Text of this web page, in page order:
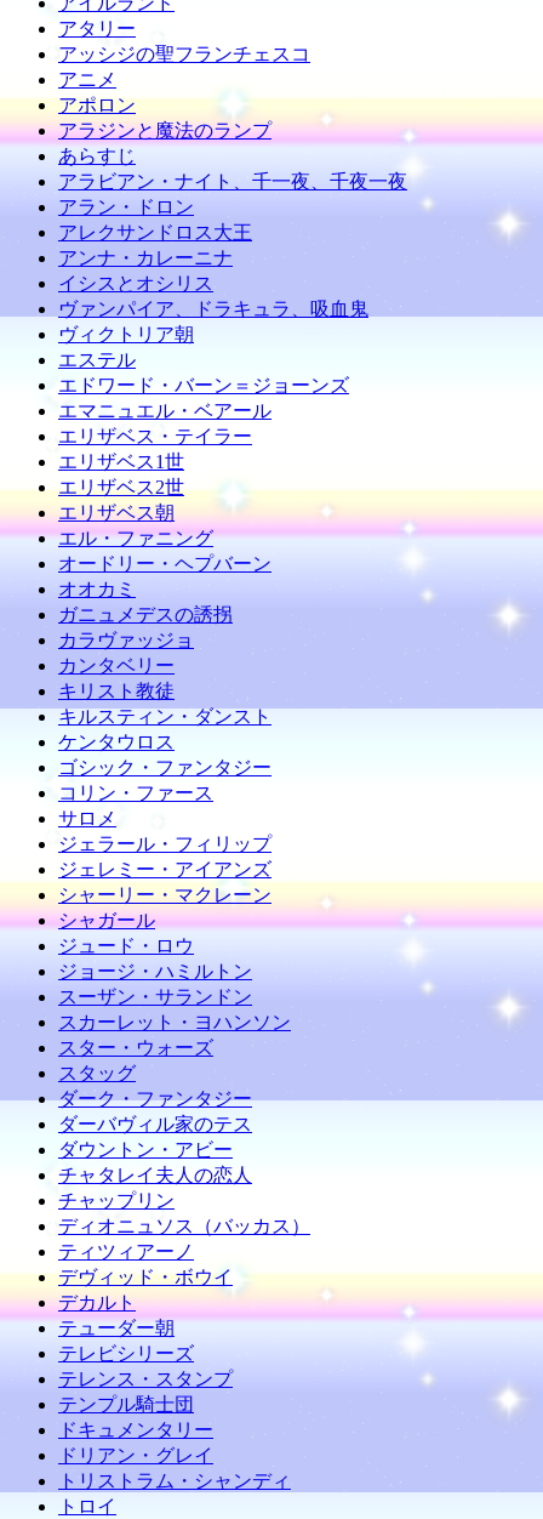
アタリー
アッシジの聖フランチェスコ
アニメ
アポロン
アラジンと魔法のランプ
あらすじ
アラビアン・ナイト、千一夜、千夜一夜
アラン・ドロン
アレクサンドロス大王
アンナ・カレーニナ
イシスとオシリス
ヴァンパイア、ドラキュラ、吸血鬼
ヴィクトリア朝
エステル
エドワード・バーン＝ジョーンズ
エマニュエル・ベアール
エリザベス・テイラー
エリザベス1世
エリザベス2世
エリザベス朝
エル・ファニング
オードリー・ヘプバーン
オオカミ
ガニュメデスの誘拐
カラヴァッジョ
カンタベリー
キリスト教徒
キルスティン・ダンスト
ケンタウロス
ゴシック・ファンタジー
コリン・ファース
サロメ
ジェラール・フィリップ
ジェレミー・アイアンズ
シャーリー・マクレーン
シャガール
ジュード・ロウ
ジョージ・ハミルトン
スーザン・サランドン
スカーレット・ヨハンソン
スター・ウォーズ
スタッグ
ダーク・ファンタジー
ダーバヴィル家のテス
ダウントン・アビー
チャタレイ夫人の恋人
チャップリン
ディオニュソス（バッカス）
ティツィアーノ
デヴィッド・ボウイ
デカルト
テューダー朝
テレビシリーズ
テレンス・スタンプ
テンプル騎士団
ドキュメンタリー
ドリアン・グレイ
トリストラム・シャンディ
トロイ